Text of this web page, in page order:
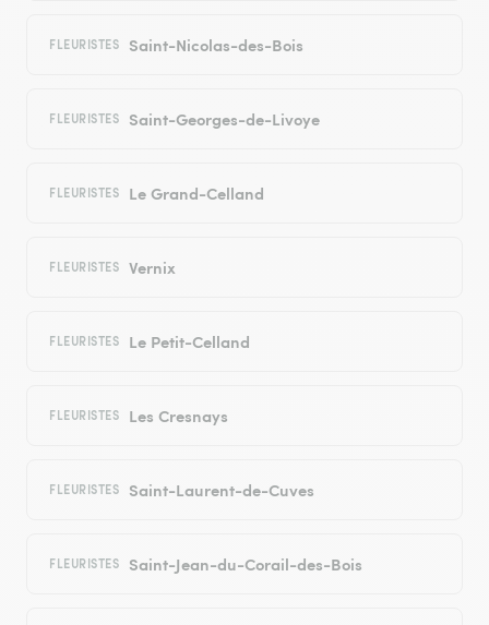
FLEURISTES Saint-Nicolas-des-Bois
FLEURISTES Saint-Georges-de-Livoye
FLEURISTES Le Grand-Celland
FLEURISTES Vernix
FLEURISTES Le Petit-Celland
FLEURISTES Les Cresnays
FLEURISTES Saint-Laurent-de-Cuves
FLEURISTES Saint-Jean-du-Corail-des-Bois